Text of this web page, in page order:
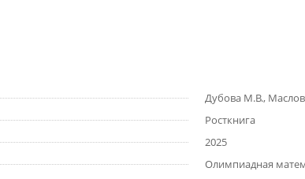
Дубова М.В.,
Росткнига
2025
Олимпиадная